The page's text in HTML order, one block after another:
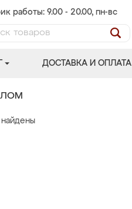
работы: 9.00 - 20.00, пн-вс
ДОСТАВКА И ОПЛАТА
найдены